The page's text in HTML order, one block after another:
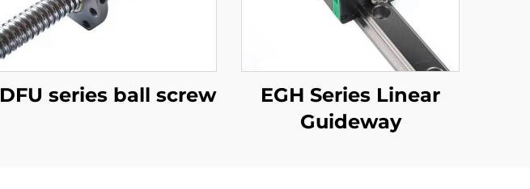
DFU series ball screw
EGH Series Linear
Guideway